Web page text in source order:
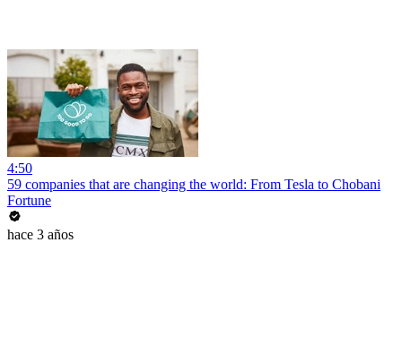
4:50
59 companies that are changing the world: From Tesla to Chobani
Fortune
hace 3 años